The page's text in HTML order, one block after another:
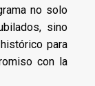
no solo
sino
para
con la